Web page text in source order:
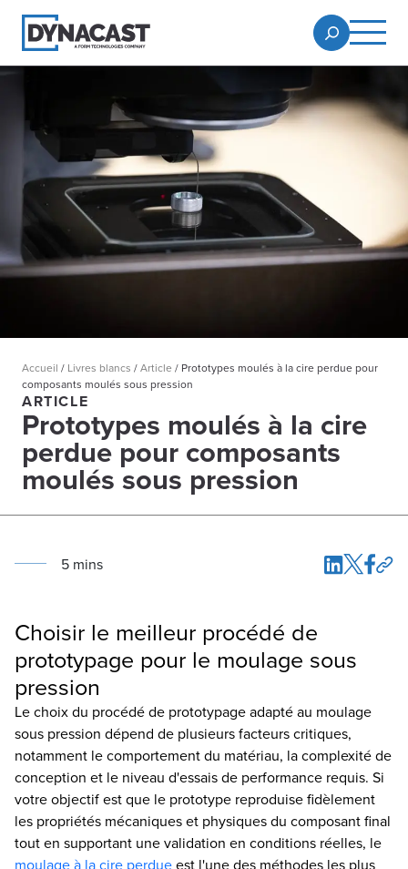
Accueil / Livres blancs /Article / Prototypes moulés à la cire perdue pour
composants moulés sous pression
ARTICLE
Prototypes moulés à la cire
perdue pour composants
moulés sous pression
5 mins
Choisir le meilleur procédé de
prototypage pour le moulage sous
pression
Le choix du procédé de prototypage adapté au moulage
sous pression dépend de plusieurs facteurs critiques,
notamment le comportement du matériau, la complexité de
conception et le niveau d'essais de performance requis. Si
votre objectif est que le prototype reproduise fidèlement
les propriétés mécaniques et physiques du composant final
tout en supportant une validation en conditions réelles, le
moulage à la cire perdueest l'une des méthodes les plus